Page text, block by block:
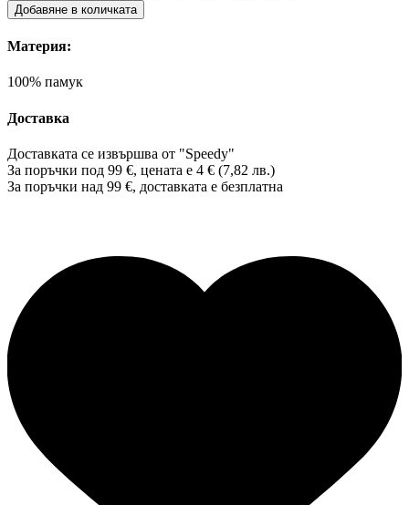
Добавяне в количката
Материя:
100% памук
Доставка
Доставката се извършва от "Speedy"
За поръчки под 99 €, цената е 4 € (7,82 лв.)
За поръчки над 99 €, доставката е безплатна